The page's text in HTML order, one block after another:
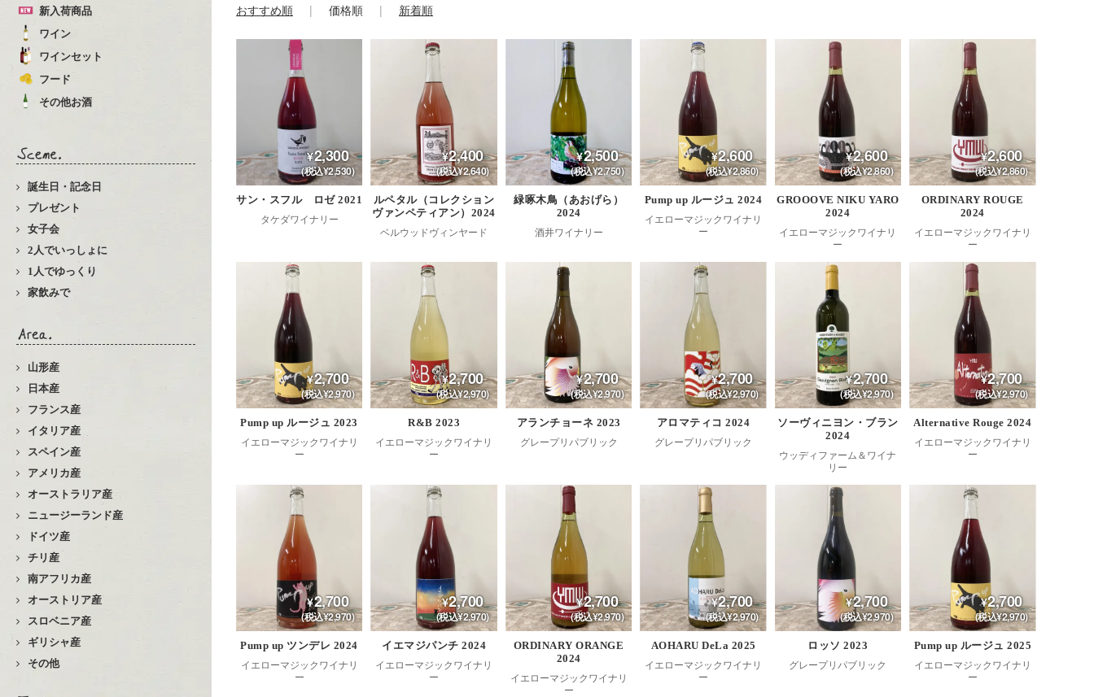
新入荷商品
ワイン
ワインセット
フード
その他お酒
誕生日・記念日
プレゼント
女子会
2人でいっしょに
1人でゆっくり
家飲みで
山形産
日本産
フランス産
イタリア産
スペイン産
アメリカ産
オーストラリア産
ニュージーランド産
ドイツ産
チリ産
南アフリカ産
オーストリア産
スロベニア産
ギリシャ産
その他
おすすめ順 価格順 新着順
2,300
(税込¥2,530)
サン・スフル ロゼ 2021
タケダワイナリー
2,400
(税込¥2,640)
ルペタル（コレクション
ヴァンペティアン）2024
ベルウッドヴィンヤード
2,500
(税込¥2,750)
緑啄木鳥（あおげら）
2024
酒井ワイナリー
2,600
(税込¥2,860)
Pump up ルージュ 2024
イエローマジックワイナリ
ー
2,600
(税込¥2,860)
GROOOVE NIKU YARO
2024
イエローマジックワイナリ
ー
2,600
(税込¥2,860)
ORDINARY ROUGE
2024
イエローマジックワイナリ
ー
2,700
(税込¥2,970)
Pump up ルージュ 2023
イエローマジックワイナリ
ー
2,700
(税込¥2,970)
R&B 2023
イエローマジックワイナリ
ー
2,700
(税込¥2,970)
アランチョーネ 2023
グレープリパブリック
2,700
(税込¥2,970)
アロマティコ 2024
グレープリパブリック
2,700
(税込¥2,970)
ソーヴィニヨン・ブラン
2024
ウッディファーム＆ワイナ
リー
2,700
(税込¥2,970)
Alternative Rouge 2024
イエローマジックワイナリ
ー
2,700
(税込¥2,970)
Pump up ツンデレ 2024
イエローマジックワイナリ
ー
2,700
(税込¥2,970)
イエマジパンチ 2024
イエローマジックワイナリ
ー
2,700
(税込¥2,970)
ORDINARY ORANGE
2024
イエローマジックワイナリ
ー
2,700
(税込¥2,970)
AOHARU DeLa 2025
イエローマジックワイナリ
ー
2,700
(税込¥2,970)
ロッソ 2023
グレープリパブリック
2,700
(税込¥2,970)
Pump up ルージュ 2025
イエローマジックワイナリ
ー